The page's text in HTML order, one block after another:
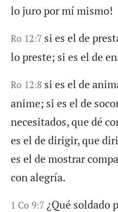
lo juro por mí mismo!
Ro 12:7 si es el de
lo preste; si es el de
Ro 12:8 si es el de
anime; si es el de
necesitados, que dé
es el de dirigir, que
es el de mostrar
con alegría.
1 Co 9:7 ¿Qué soldado